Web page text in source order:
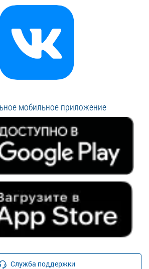
мобильное приложение
Служба поддержки